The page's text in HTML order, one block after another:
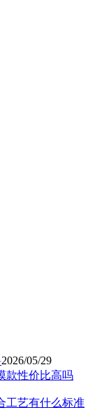
2026/05/29
款性价比高吗
工艺有什么标准